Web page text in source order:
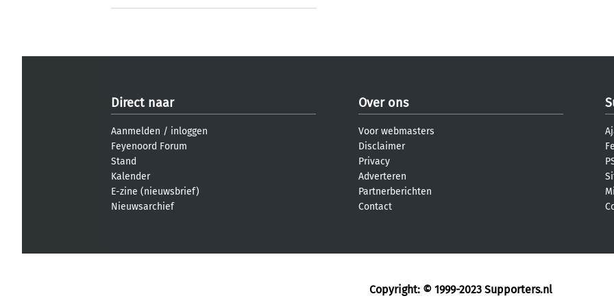
Direct naar
Aanmelden / inloggen
Feyenoord Forum
Stand
Kalender
E-zine (nieuwsbrief)
Nieuwsarchief
Over ons
Voor webmasters
Disclaimer
Privacy
Adverteren
Partnerberichten
Contact
Copyright: © 1999-2023 Supporters.nl